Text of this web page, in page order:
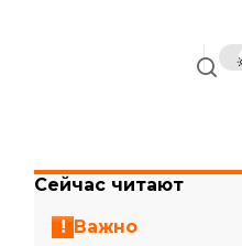
Сейчас читают
Важно